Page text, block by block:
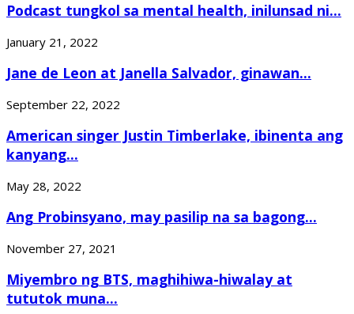
Podcast tungkol sa mental health, inilunsad ni...
January 21, 2022
Jane de Leon at Janella Salvador, ginawan...
September 22, 2022
American singer Justin Timberlake, ibinenta ang
kanyang...
May 28, 2022
Ang Probinsyano, may pasilip na sa bagong...
November 27, 2021
Miyembro ng BTS, maghihiwa-hiwalay at
tututok muna...